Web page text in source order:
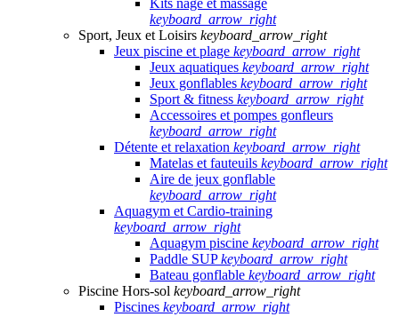
Kits nage et massage
keyboard_arrow_right
Sport, Jeux et Loisirs keyboard_arrow_right
Jeux piscine et plage keyboard_arrow_right
Jeux aquatiques keyboard_arrow_right
Jeux gonflables keyboard_arrow_right
Sport & fitness keyboard_arrow_right
Accessoires et pompes gonfleurs
keyboard_arrow_right
Détente et relaxation keyboard_arrow_right
Matelas et fauteuils keyboard_arrow_right
Aire de jeux gonflable
keyboard_arrow_right
Aquagym et Cardio-training
keyboard_arrow_right
Aquagym piscine keyboard_arrow_right
Paddle SUPkeyboard_arrow_right
Bateau gonflable keyboard_arrow_right
Piscine Hors-sol keyboard_arrow_right
Piscines keyboard_arrow_right